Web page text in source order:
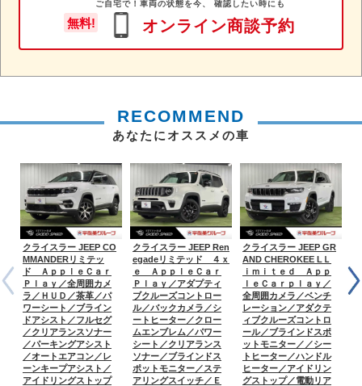
無料!
ご自宅で！車両の状態を今、 確認したい時にも
オンライン商談予約
RECOMMEND
あなたにオススメの車
クライスラー JEEP CO
MMANDERリミテッ
ド ＡｐｐｌｅＣａｒ
Ｐｌａｙ／全周囲カメ
ラ／ＨＵＤ／茶革／パ
ワーシート／ブライン
ドアシスト／フルセグ
／クリアランスソナー
／パーキングアシスト
／オートエアコン／レ
ーンキープアシスト／
アイドリングストップ
クライスラー JEEP Ren
egadeリミテッド ４ｘ
ｅ ＡｐｐｌｅＣａｒ
Ｐｌａｙ／アダプティ
ブクルーズコントロー
ル／バックカメラ／シ
ートヒーター／クロー
ムエンブレム／パワー
シート／クリアランス
ソナー／ブラインドス
ポットモニター／ステ
アリングスイッチ／Ｅ
クライスラー JEEP GR
AND CHEROKEE LＬ
ｉｍｉｔｅｄ Ａｐｐ
ｌｅＣａｒｐｌａｙ／
全周囲カメラ／ベンチ
レーション／アダクテ
ィブクルーズコントロ
ール／ブラインドスポ
ットモニター／／シー
トヒーター／ハンドル
ヒーター／アイドリン
グストップ／電動リア